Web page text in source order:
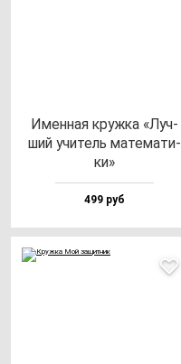
Имен­ная круж­ка «Луч­
ший учи­тель ма­те­ма­ти­
ки»
499 руб